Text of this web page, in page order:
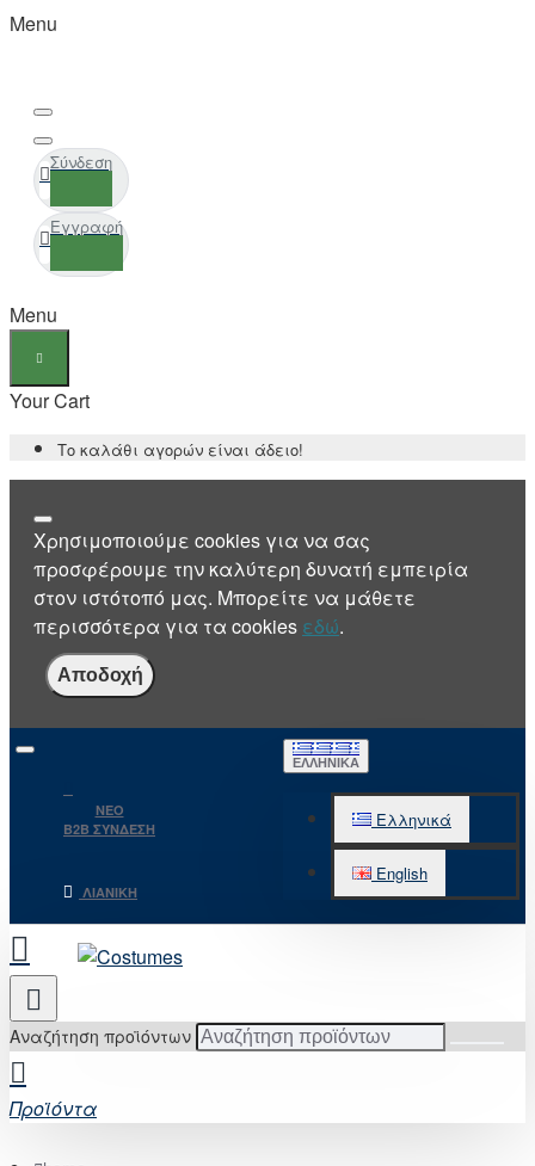
Menu
Σύνδεση
Εγγραφή
Menu
Your Cart
Το καλάθι αγορών είναι άδειο!
Χρησιμοποιούμε cookies για να σας
προσφέρουμε την καλύτερη δυνατή εμπειρία
στον ιστότοπό μας. Μπορείτε να μάθετε
περισσότερα για τα cookies εδώ.
Αποδοχή
NEO
B2B ΣΥΝΔΕΣΗ
ΛΙΑΝΙΚΉ
ΕΛΛΗΝΙΚΆ
Ελληνικά
English
Αναζήτηση προϊόντων
Προϊόντα